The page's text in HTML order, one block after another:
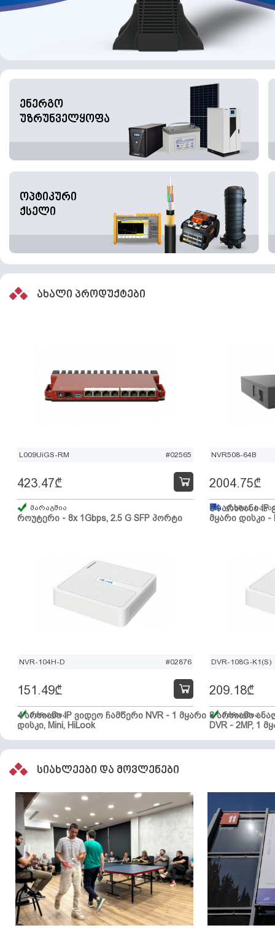
ენერგო
უზრუნველყოფა
ოპტიკური
ქსელი
ახალი პროდუქტები
L009UiGS-RM #02565
როუტერი - 8x 1Gbps, 2.5 G SFP პორტი
423.47₾
მარაგშია
NVR508-64B
64 არხიანი IP
მყარი დისკი -
2004.75₾
გზაშია,
NVR-104H-D #02876
4 არხიანი IP ვიდეო ჩამწერი NVR - 1 მყარი
დისკი, Mini, HiLook
151.49₾
მარაგშია
DVR-108G-K1(S)
8 არხიანი
DVR - 2MP, 1
209.18₾
მარაგშია
სიახლეები და მოვლენები